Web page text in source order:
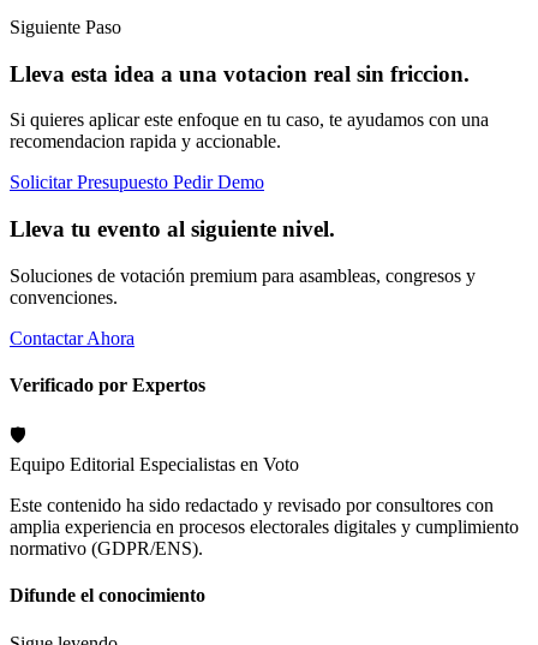
Siguiente Paso
Lleva esta idea a una votacion real sin friccion.
Si quieres aplicar este enfoque en tu caso, te ayudamos con una
recomendacion rapida y accionable.
Solicitar Presupuesto Pedir Demo
Lleva tu evento al siguiente nivel.
Soluciones de votación premium para asambleas, congresos y
convenciones.
Contactar Ahora
Verificado por Expertos
🛡️
Equipo Editorial Especialistas en Voto
Este contenido ha sido redactado y revisado por consultores con
amplia experiencia en procesos electorales digitales y cumplimiento
normativo (GDPR/ENS).
Difunde el conocimiento